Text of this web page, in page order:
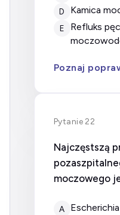
D kamica
E
refluks pęcherzowo-
Poznaj
Pytanie 22
Najczęstszą
moczowego
A